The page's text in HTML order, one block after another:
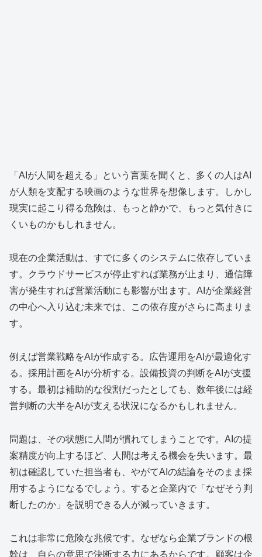
「AIが人間を超える」という言葉を聞くと、多くの人はAI
が人類を支配する映画のような世界を想像します。しかし
現実に起こり得る危険は、もっと静かで、もっと気付きに
くいものかもしれません。
現在の企業活動は、すでに多くのシステムに依存していま
す。クラウドサービスが停止すれば業務が止まり、通信障
害が発生すれば営業活動にも影響が出ます。AIが企業経営
の中心へ入り込む未来では、この依存度がさらに高まりま
す。
例えば営業戦略をAIが作成する。広告運用をAIが最適化す
る。採用計画をAIが分析する。設備投資の判断をAIが支援
する。最初は補助的な役割だったとしても、数年後には経
営判断の大半をAIが支える状況になるかもしれません。
問題は、その状態に人間が慣れてしまうことです。AIの提
案精度が向上するほど、人間は考える機会を失います。最
初は確認していた担当者も、やがてAIの結論をそのまま採
用するようになるでしょう。すると企業内で「なぜそう判
断したのか」を説明できる人が減っていきます。
これは非常に危険な兆候です。なぜなら企業ブランドの根
幹は、自らの意思で決断する力にあるからです。顧客は企